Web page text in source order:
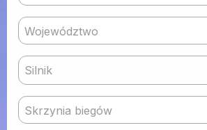
Województwo
Silnik
Skrzynia biegów